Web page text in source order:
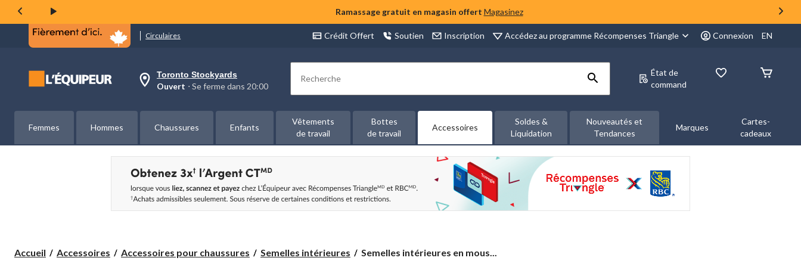
Ramassage gratuit en magasin offert Magasinez
Circulaires Crédit Offert Soutien Inscription Accédez au programme Récompenses Triangle Connexion EN
votre
est
Toronto
Stockyards,
ferme
dans
à
20:00
Toronto Stockyards
Ouvert ⋅ Se ferme dans 20:00 Rechercher
État de
command
Femmes Hommes Chaussures Enfants
Vêtements
de travail
Bottes
de travail
Accessoires
Soldes &
Liquidation
Nouveautés et
Tendances
Marques
Cartes-
cadeaux
Accueil Accessoires Accessoires pour chaussures Semelles intérieures
Semelles
Semelles intérieures en mous...